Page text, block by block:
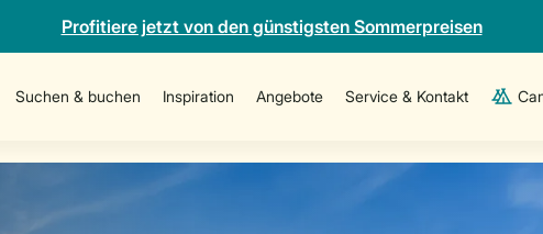
Profitiere jetzt von den günstigsten Sommerpreisen
Suchen & buchen Inspiration Angebote Service & Kontakt